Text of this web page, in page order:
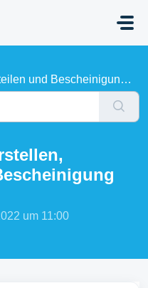
und Bescheinigung erst...
um 11:00